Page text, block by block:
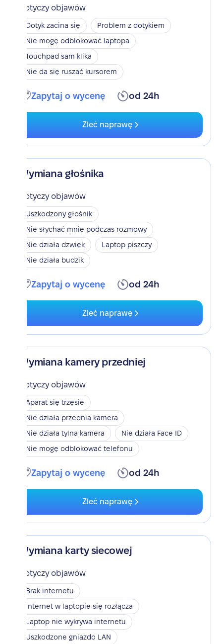
Dotyczy objawów
Dotyk zacina się
Problem z dotykiem
Nie mogę odblokować laptopa
Touchpad sam klika
Nie da się ruszać kursorem
Zapytaj o wycenę od 24h
Zleć naprawę
Wymiana głośnika
Dotyczy objawów
Uszkodzony głośnik
Nie słychać mnie podczas rozmowy
Nie działa dzwięk
Laptop piszczy
Nie działa budzik
Zapytaj o wycenę od 24h
Zleć naprawę
Wymiana kamery przedniej
Dotyczy objawów
Aparat się trzęsie
Nie działa przednia kamera
Nie działa tylna kamera
Nie działa Face ID
Nie mogę odblokować telefonu
Zapytaj o wycenę od 24h
Zleć naprawę
Wymiana karty siecowej
Dotyczy objawów
Brak internetu
Internet w laptopie się rozłącza
Laptop nie wykrywa internetu
Uszkodzone gniazdo LAN